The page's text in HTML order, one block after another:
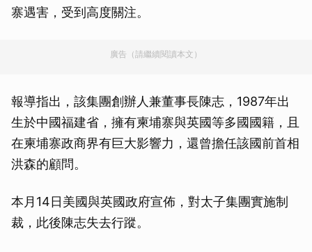
寨遇害，受到高度關注。
廣告（請繼續閱讀本文）
報導指出，該集團創辦人兼董事長陳志，1987年出
生於中國福建省，擁有柬埔寨與英國等多國國籍，且
在柬埔寨政商界有巨大影響力，還曾擔任該國前首相
洪森的顧問。
本月14日美國與英國政府宣佈，對太子集團實施制
裁，此後陳志失去行蹤。